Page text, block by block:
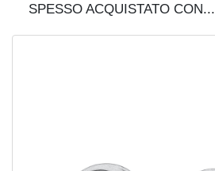
SPESSO ACQUISTATO CON...